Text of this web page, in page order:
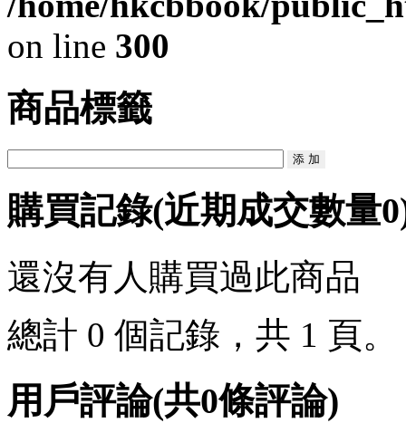
on line 300
商品標籤
購買記錄(近期成交數量0
還沒有人購買過此商品
總計 0 個記錄，共 1 頁。
用戶評論(共0條評論)